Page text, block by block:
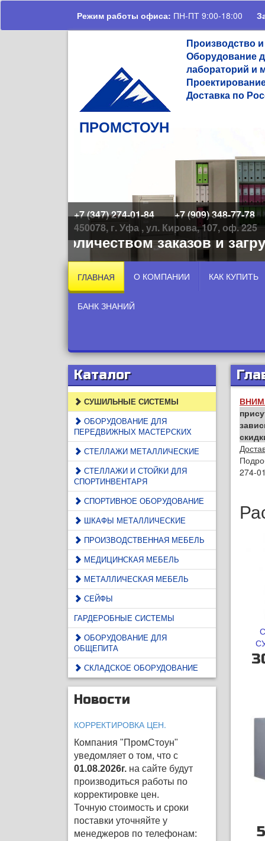
Режим работы офиса: ПН-ПТ 9:00-18:00
ПРОМСТОУН
Производство
Оборудование
лабораторий и
Доставка по
+7 (347) 274-01-84
+7 (909) 348-77-78
450078, г. Уфа , ул. Кирова, 107, оф. 225
количеством заказов и
ГЛАВНАЯ О КОМПАНИИ КАК КУПИТЬ
БАНК ЗНАНИЙ
Каталог
СУШИЛЬНЫЕ СИСТЕМЫ
ОБОРУДОВАНИЕ ДЛЯ
ПЕРЕДВИЖНЫХ МАСТЕРСКИХ
СТЕЛЛАЖИ МЕТАЛЛИЧЕСКИЕ
СТЕЛЛАЖИ И СТОЙКИ ДЛЯ
СПОРТИНВЕНТАРЯ
СПОРТИВНОЕ ОБОРУДОВАНИЕ
ШКАФЫ МЕТАЛЛИЧЕСКИЕ
ПРОИЗВОДСТВЕННАЯ МЕБЕЛЬ
МЕДИЦИНСКАЯ МЕБЕЛЬ
МЕТАЛЛИЧЕСКАЯ МЕБЕЛЬ
СЕЙФЫ
ГАРДЕРОБНЫЕ СИСТЕМЫ
ОБОРУДОВАНИЕ ДЛЯ
ОБЩЕПИТА
СКЛАДСКОЕ ОБОРУДОВАНИЕ
Новости
КОРРЕКТИРОВКА ЦЕН.
Компания "ПромСтоун"
уведомляет о том, что с
01.08.2026г. на сайте будут
производиться работы по
корректировке цен.
Точную стоимость и сроки
поставки уточняйте у
менеджеров по телефонам:
274-